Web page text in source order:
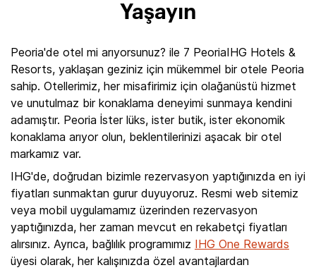
Yaşayın
Peoria'de otel mi arıyorsunuz? ile 7 PeoriaIHG Hotels &
Resorts, yaklaşan geziniz için mükemmel bir otele Peoria
sahip. Otellerimiz, her misafirimiz için olağanüstü hizmet
ve unutulmaz bir konaklama deneyimi sunmaya kendini
adamıştır. Peoria İster lüks, ister butik, ister ekonomik
konaklama arıyor olun, beklentilerinizi aşacak bir otel
markamız var.
IHG'de, doğrudan bizimle rezervasyon yaptığınızda en iyi
fiyatları sunmaktan gurur duyuyoruz. Resmi web sitemiz
veya mobil uygulamamız üzerinden rezervasyon
yaptığınızda, her zaman mevcut en rekabetçi fiyatları
alırsınız. Ayrıca, bağlılık programımız IHG One Rewards
üyesi olarak, her kalışınızda özel avantajlardan